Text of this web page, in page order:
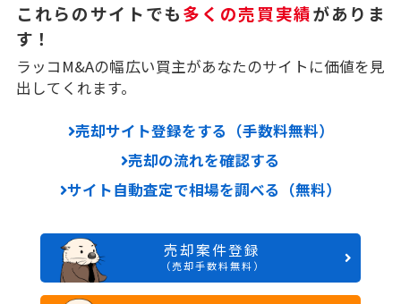
これらのサイトでも多くの売買実績がありま
す！
ラッコM&Aの幅広い買主があなたのサイトに価値を見
出してくれます。
売却サイト登録をする（手数料無料）
売却の流れを確認する
サイト自動査定で相場を調べる（無料）
売却案件登録
（売却手数料無料）